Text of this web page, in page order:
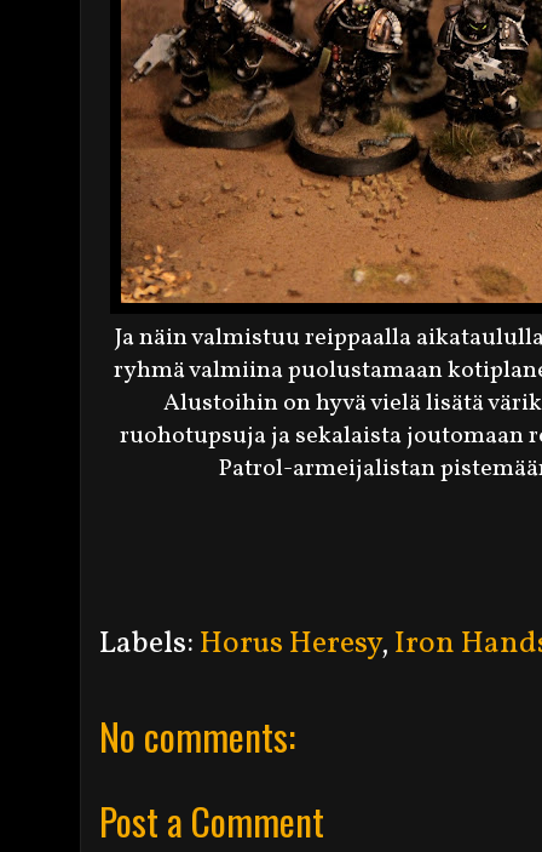
Ja näin valmistuu reippaalla
ryhmä valmiina puolustamaan
Alustoihin on hyvä vielä lisätä
ruohotupsuja ja sekalaista joutomaan
Patrol-armeijalistan
Labels: Horus Heresy, Iron
No comments:
Post a Comment